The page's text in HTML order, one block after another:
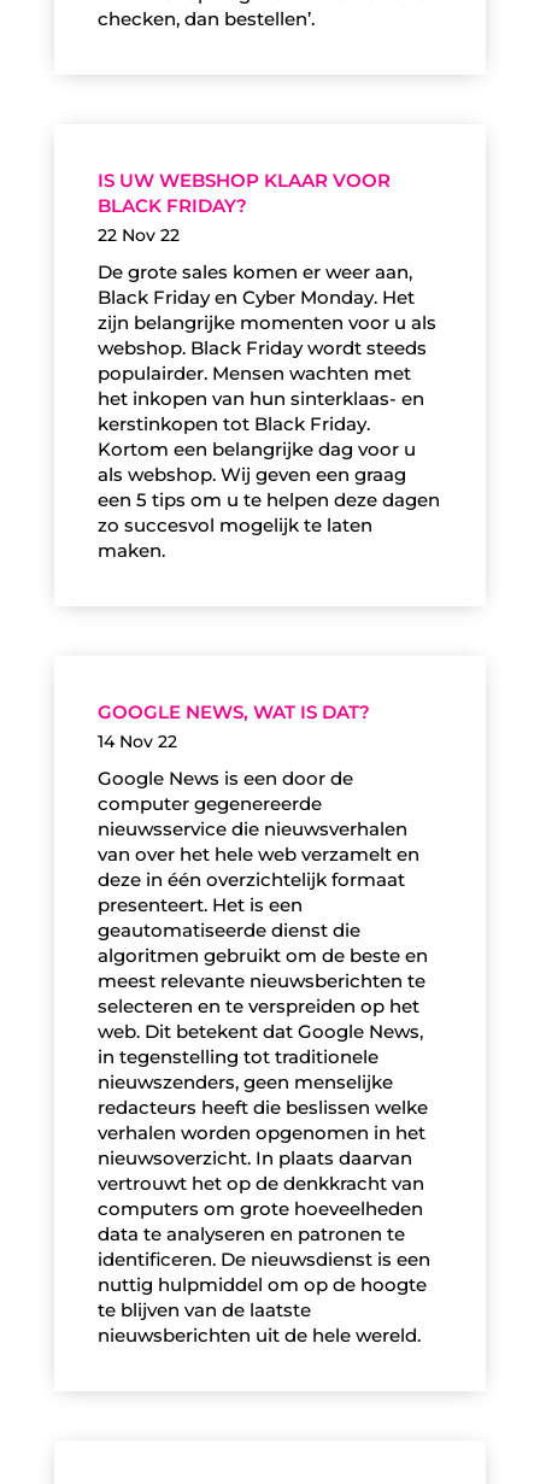
checken, dan bestellen’.
IS UW WEBSHOP KLAAR VOOR
BLACK FRIDAY?
22 Nov 22
De grote sales komen er weer aan,
Black Friday en Cyber Monday. Het
zijn belangrijke momenten voor u als
webshop. Black Friday wordt steeds
populairder. Mensen wachten met
het inkopen van hun sinterklaas- en
kerstinkopen tot Black Friday.
Kortom een belangrijke dag voor u
als webshop. Wij geven een graag
een 5 tips om u te helpen deze dagen
zo succesvol mogelijk te laten
maken.
GOOGLE NEWS, WAT IS DAT?
14 Nov 22
Google News is een door de
computer gegenereerde
nieuwsservice die nieuwsverhalen
van over het hele web verzamelt en
deze in één overzichtelijk formaat
presenteert. Het is een
geautomatiseerde dienst die
algoritmen gebruikt om de beste en
meest relevante nieuwsberichten te
selecteren en te verspreiden op het
web. Dit betekent dat Google News,
in tegenstelling tot traditionele
nieuwszenders, geen menselijke
redacteurs heeft die beslissen welke
verhalen worden opgenomen in het
nieuwsoverzicht. In plaats daarvan
vertrouwt het op de denkkracht van
computers om grote hoeveelheden
data te analyseren en patronen te
identificeren. De nieuwsdienst is een
nuttig hulpmiddel om op de hoogte
te blijven van de laatste
nieuwsberichten uit de hele wereld.